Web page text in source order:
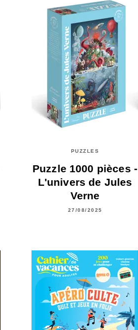
PUZZLES
Puzzle 1000 pièces -
L'univers de Jules
Verne
27/08/2025